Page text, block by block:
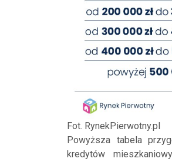
Fot. RynekPierwotny.pl
Powyższa tabela
kredytów